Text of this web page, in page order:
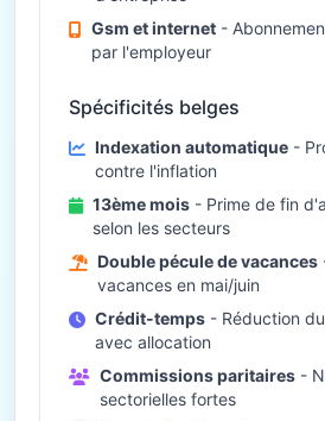
Gsm et internet -
par l'employeur
Spécificités belges
Indexation automatique -
contre l'inflation
13ème mois - Prime de fin
selon les secteurs
Double pécule de vacances
vacances en mai/juin
Crédit-temps - Réduction
avec allocation
Commissions paritaires -
sectorielles fortes